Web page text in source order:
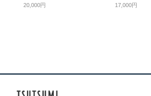
20,000円 17,000円